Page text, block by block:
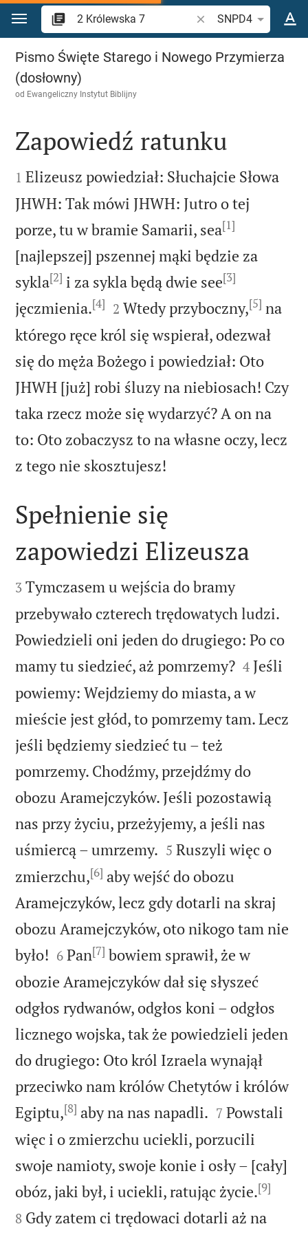
Przejdź do treści
Szukaj wersetu lub
SNPD4
2 Królewska 7
Pismo Święte Starego i Nowego Przymierza
(dosłowny)
od Ewangeliczny Instytut Biblijny

Zapowiedź ratunku

1 Elizeusz powiedział: Słuchajcie Słowa
JHWH: Tak mówi JHWH: Jutro o tej
porze, tu w bramie Samarii, sea[1]
[najlepszej] pszennej mąki będzie za
sykla[2] i za sykla będą dwie see[3]
jęczmienia.[4] 

2 Wtedy przyboczny,[5] na
którego ręce król się wspierał, odezwał
się do męża Bożego i powiedział: Oto
JHWH [już] robi śluzy na niebiosach! Czy
taka rzecz może się wydarzyć? A on na
to: Oto zobaczysz to na własne oczy, lecz
z tego nie skosztujesz!

Spełnienie się
zapowiedzi Elizeusza

3 Tymczasem u wejścia do bramy
przebywało czterech trędowatych ludzi.
Powiedzieli oni jeden do drugiego: Po co
mamy tu siedzieć, aż pomrzemy?
4 Jeśli
powiemy: Wejdziemy do miasta, a w
mieście jest głód, to pomrzemy tam. Lecz
jeśli będziemy siedzieć tu – też
pomrzemy. Chodźmy, przejdźmy do
obozu Aramejczyków. Jeśli pozostawią
nas przy życiu, przeżyjemy, a jeśli nas
uśmiercą – umrzemy. 

5 Ruszyli więc o
zmierzchu,[6] aby wejść do obozu
Aramejczyków, lecz gdy dotarli na skraj
obozu Aramejczyków, oto nikogo tam nie
było! 

6 Pan[7] bowiem sprawił, że w
obozie Aramejczyków dał się słyszeć
odgłos rydwanów, odgłos koni – odgłos
licznego wojska, tak że powiedzieli jeden
do drugiego: Oto król Izraela wynajął
przeciwko nam królów Chetytów i królów
Egiptu,[8] aby na nas napadli. 

7 Powstali
więc i o zmierzchu uciekli, porzucili
swoje namioty, swoje konie i osły – [cały]
obóz, jaki był, i uciekli, ratując życie.[9]
8 Gdy zatem ci trędowaci dotarli aż na